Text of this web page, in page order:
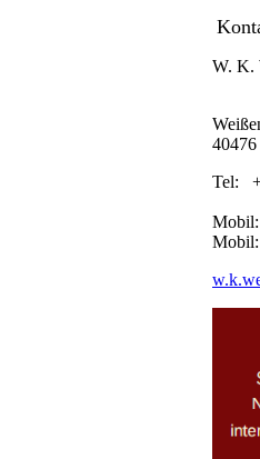
W. K.
Tel:
Mobil:
Mobil: